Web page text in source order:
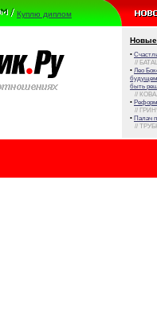
Куплю диплом
Новые
•
//
• Лео
будущем
быть
//
•
//
• Палач
//